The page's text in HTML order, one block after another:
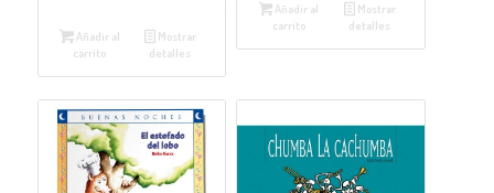
Añadir al
carrito
Mostrar
detalles
Añadir al
carrito
Mostrar
detalles